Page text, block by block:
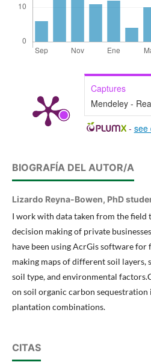
Captures
Mendeley -
- see
BIOGRAFÍA DEL AUTOR/A
Lizardo Reyna-Bowen, PhD
I work with data taken from the field
decision making of private
have been using AcrGis software for
making maps of different soil layers,
soil type, and environmental
on soil organic carbon
plantation combinations.
CITAS